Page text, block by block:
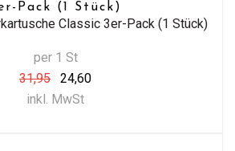
Pack (1 Stück)
Classic 3er-Pack (1 Stück)
per 1 St
31,95
24,60
inkl. MwSt